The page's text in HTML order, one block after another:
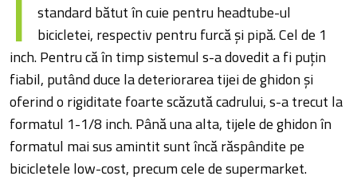
standard bătut în cuie pentru headtube-ul
bicicletei, respectiv pentru furcă și pipă. Cel de 1
inch. Pentru că în timp sistemul s-a dovedit a fi puțin
fiabil, putând duce la deteriorarea tijei de ghidon și
oferind o rigiditate foarte scăzută cadrului, s-a trecut la
formatul 1-1/8 inch. Până una alta, tijele de ghidon în
formatul mai sus amintit sunt încă răspândite pe
bicicletele low-cost, precum cele de supermarket.